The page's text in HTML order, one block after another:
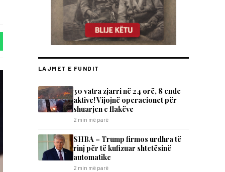
LAJMET E FUNDIT
30 vatra zjarri në 24 orë, 8 ende
aktive! Vijojnë operacionet për
shuarjen e flakëve
2 min më parë
SHBA – Trump firmos urdhra të
rinj për të kufizuar shtetësinë
automatike
2 min më parë